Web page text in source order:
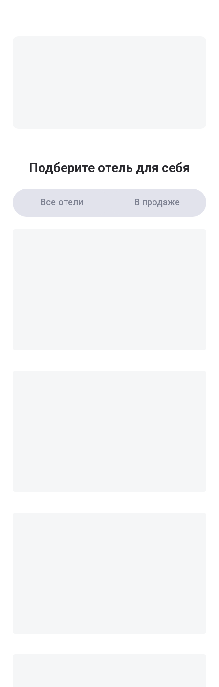
Подберите отель для себя
Все отели В продаже